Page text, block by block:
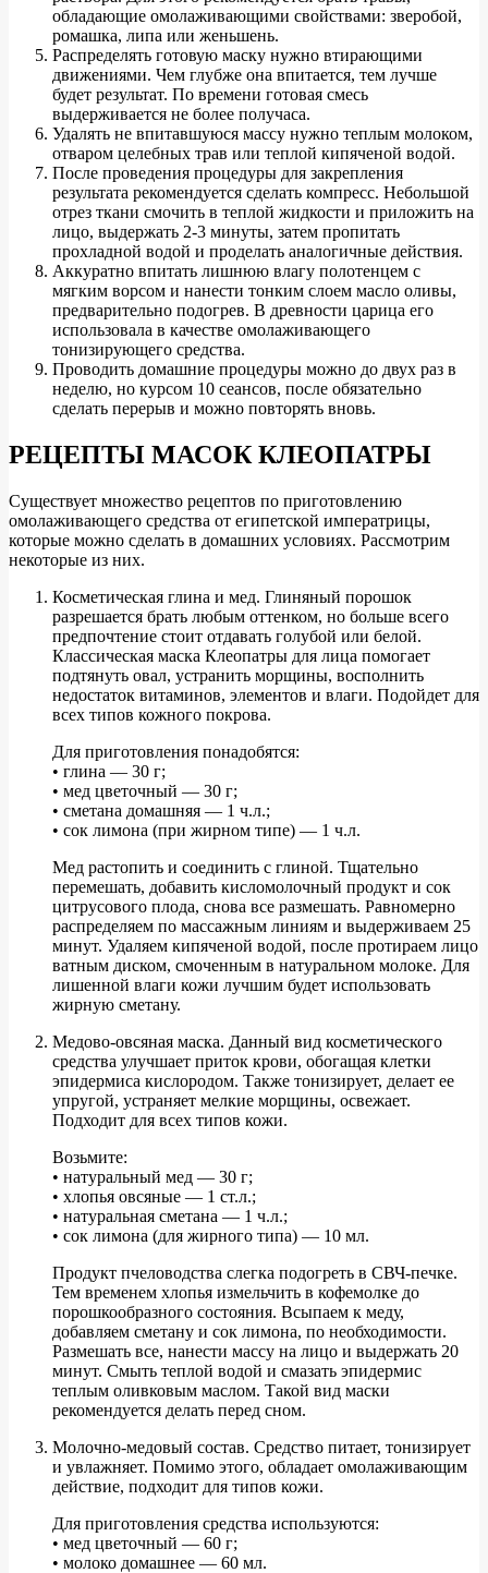
обладающие омолаживающими свойствами: зверобой,
ромашка, липа или женьшень.
Распределять готовую маску нужно втирающими
движениями. Чем глубже она впитается, тем лучше
будет результат. По времени готовая смесь
выдерживается не более получаса.
Удалять не впитавшуюся массу нужно теплым молоком,
отваром целебных трав или теплой кипяченой водой.
После проведения процедуры для закрепления
результата рекомендуется сделать компресс. Небольшой
отрез ткани смочить в теплой жидкости и приложить на
лицо, выдержать 2-3 минуты, затем пропитать
прохладной водой и проделать аналогичные действия.
Аккуратно впитать лишнюю влагу полотенцем с
мягким ворсом и нанести тонким слоем масло оливы,
предварительно подогрев. В древности царица его
использовала в качестве омолаживающего
тонизирующего средства.
Проводить домашние процедуры можно до двух раз в
неделю, но курсом 10 сеансов, после обязательно
сделать перерыв и можно повторять вновь.
РЕЦЕПТЫ МАСОК КЛЕОПАТРЫ
Существует множество рецептов по приготовлению
омолаживающего средства от египетской императрицы,
которые можно сделать в домашних условиях. Рассмотрим
некоторые из них.
Косметическая глина и мед. Глиняный порошок
разрешается брать любым оттенком, но больше всего
предпочтение стоит отдавать голубой или белой.
Классическая маска Клеопатры для лица помогает
подтянуть овал, устранить морщины, восполнить
недостаток витаминов, элементов и влаги. Подойдет для
всех типов кожного покрова.
Для приготовления понадобятся:
• глина — 30 г;
• мед цветочный — 30 г;
• сметана домашняя — 1 ч.л.;
• сок лимона (при жирном типе) — 1 ч.л.
Мед растопить и соединить с глиной. Тщательно
перемешать, добавить кисломолочный продукт и сок
цитрусового плода, снова все размешать. Равномерно
распределяем по массажным линиям и выдерживаем 25
минут. Удаляем кипяченой водой, после протираем лицо
ватным диском, смоченным в натуральном молоке. Для
лишенной влаги кожи лучшим будет использовать
жирную сметану.
Медово-овсяная маска. Данный вид косметического
средства улучшает приток крови, обогащая клетки
эпидермиса кислородом. Также тонизирует, делает ее
упругой, устраняет мелкие морщины, освежает.
Подходит для всех типов кожи.
Возьмите:
• натуральный мед — 30 г;
• хлопья овсяные — 1 ст.л.;
• натуральная сметана — 1 ч.л.;
• сок лимона (для жирного типа) — 10 мл.
Продукт пчеловодства слегка подогреть в СВЧ-печке.
Тем временем хлопья измельчить в кофемолке до
порошкообразного состояния. Всыпаем к меду,
добавляем сметану и сок лимона, по необходимости.
Размешать все, нанести массу на лицо и выдержать 20
минут. Смыть теплой водой и смазать эпидермис
теплым оливковым маслом. Такой вид маски
рекомендуется делать перед сном.
Молочно-медовый состав. Средство питает, тонизирует
и увлажняет. Помимо этого, обладает омолаживающим
действие, подходит для типов кожи.
Для приготовления средства используются:
• мед цветочный — 60 г;
• молоко домашнее — 60 мл.